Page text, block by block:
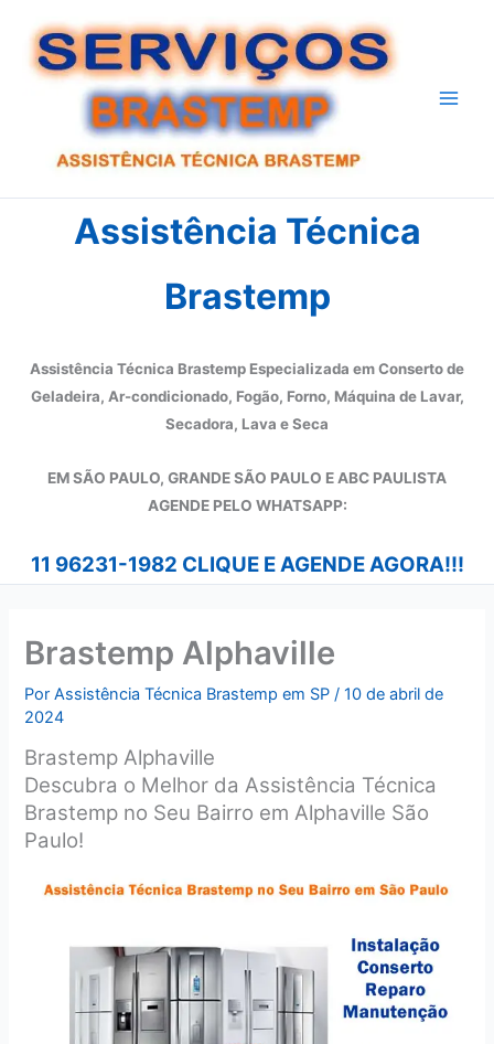
para
Assistência Técnica
Brastemp
Assistência Técnica Brastemp Especializada em Conserto de
Geladeira, Ar-condicionado, Fogão, Forno, Máquina de Lavar,
Secadora, Lava e Seca
EM SÃO PAULO, GRANDE SÃO PAULO E ABC PAULISTA
AGENDE PELO WHATSAPP:
11 96231-1982 CLIQUE E AGENDE AGORA!!!
Brastemp Alphaville
PorAssistência Técnica Brastemp em SP /10 de abril de
2024
Brastemp Alphaville
Descubra o Melhor da Assistência Técnica
Brastemp no Seu Bairro em Alphaville São
Paulo!